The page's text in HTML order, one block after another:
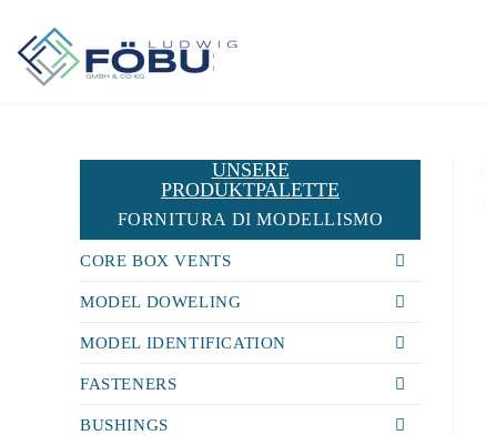
UNSERE
PRODUKTPALETTE
FORNITURA DI MODELLISMO
CORE BOX VENTS
MODEL DOWELING
MODEL IDENTIFICATION
FASTENERS
BUSHINGS